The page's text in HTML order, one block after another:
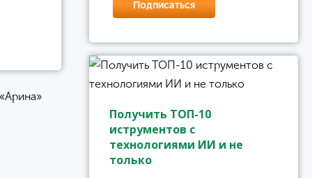
Подписаться
Получить ТОП-10
иструментов с
технологиями ИИ и не
только